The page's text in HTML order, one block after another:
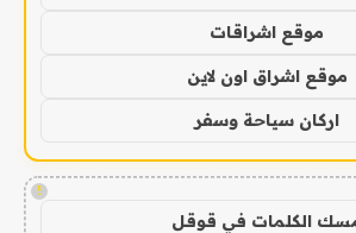
موقع اشراقات
موقع اشراق اون لاين
اركان سياحة وسفر
!
الكلمات في قوقل